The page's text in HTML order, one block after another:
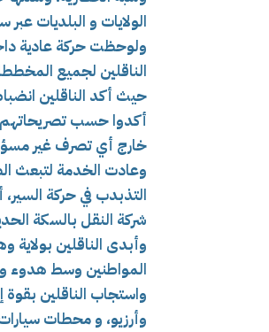
الولايات و البلديات عبر
ولوحظت حركة عادية
الناقلين لجميع
حيث أكد الناقلين
أكدوا حسب تصريحاتهم
خارج أي تصرف غير
وعادت الخدمة لتبعث
التذبدب في حركة
شركة النقل بالسكة
وأبدى الناقلين
المواطنين وسط هدوء
واستجاب الناقلين
وأرزيو، و محطات سيارات